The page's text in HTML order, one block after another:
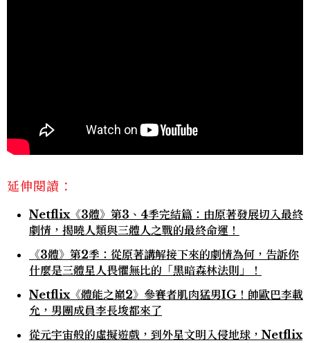
延伸閱讀：
Netflix《3體》第3、4季完結篇：由原著發展切入最終
劇情，揭曉人類與三體人之戰的最終命運！
《3體》第2季：從原著講解接下來的劇情為何，告訴你
什麼是三體星人畏懼無比的「黑暗森林法則」！
Netflix《體能之巔2》參賽者肌肉猛男IG！帥歐巴李載
允，男團成員李長埈都來了
從元宇宙般的虛擬遊戲，到外星文明入侵地球，Netflix